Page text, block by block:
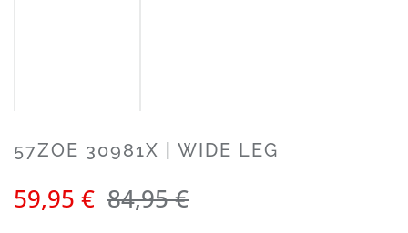
57ZOE 30981X | WIDE LEG
Verkaufspreis:
59,95 € Regulärer Preis:
84,95 €